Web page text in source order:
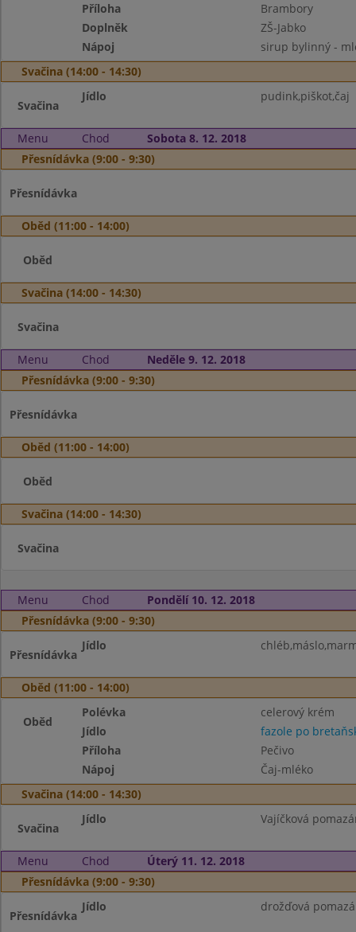
Příloha
Brambory
Doplněk
ZŠ-Jabko
Nápoj
sirup bylinný -
Svačina (14:00 - 14:30)
Svačina
Jídlo pudink,piškot,čaj
Menu Chod
Sobota 8. 12. 2018
Přesnídávka (9:00 - 9:30)
Přesnídávka
Oběd (11:00 - 14:00)
Oběd
Svačina (14:00 - 14:30)
Svačina
Menu Chod
Neděle 9. 12. 2018
Přesnídávka (9:00 - 9:30)
Přesnídávka
Oběd (11:00 - 14:00)
Oběd
Svačina (14:00 - 14:30)
Svačina
Menu Chod
Pondělí 10. 12. 2018
Přesnídávka (9:00 - 9:30)
Přesnídávka
Jídlo
Oběd (11:00 - 14:00)
Oběd
Polévka
celerový krém
Jídlo
fazole po
Příloha
Pečivo
Nápoj
Čaj-mléko
Svačina (14:00 - 14:30)
Svačina
Jídlo Vajíčková
Menu Chod
Úterý 11. 12. 2018
Přesnídávka (9:00 - 9:30)
Přesnídávka
Jídlo drožďová